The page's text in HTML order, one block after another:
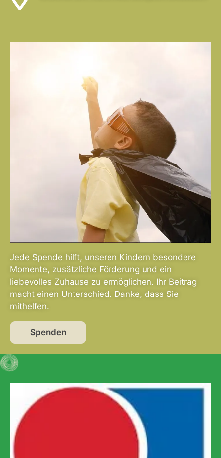
Jede Spende hilft, unseren Kindern besondere
Momente, zusätzliche Förderung und ein
liebevolles Zuhause zu ermöglichen. Ihr Beitrag
macht einen Unterschied. Danke, dass Sie
mithelfen.
Spenden